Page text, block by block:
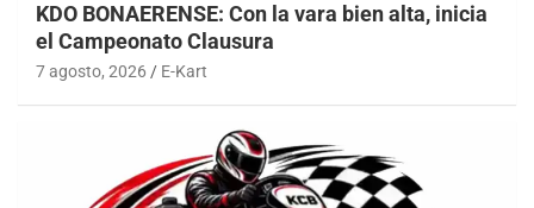
KDO BONAERENSE: Con la vara bien alta, inicia
el Campeonato Clausura
7 agosto, 2026 E-Kart